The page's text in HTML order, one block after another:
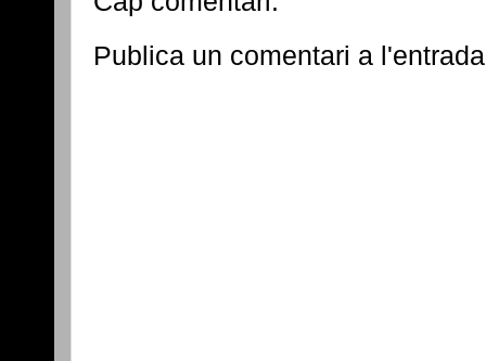
Publica un comentari a l'entrada